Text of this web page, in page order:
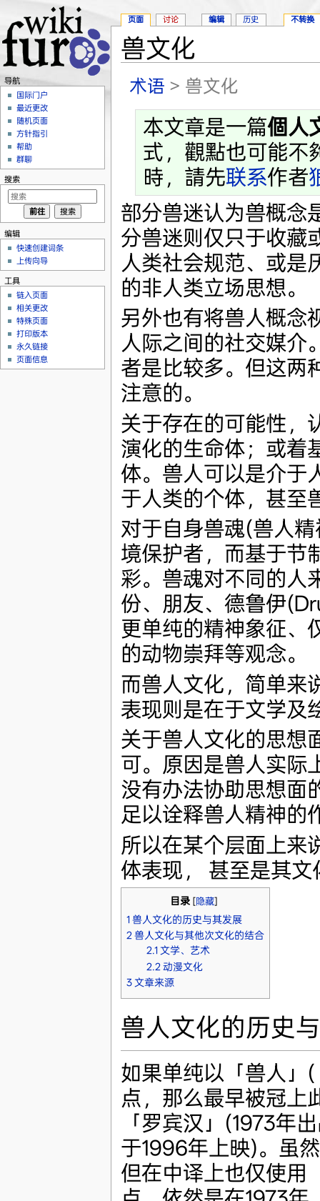
兽文化
术语 > 兽文化
本文章是一篇個人
式，觀點也可能不
時，請先联系作者
部分兽迷认为兽概念
分兽迷则仅只于收藏
人类社会规范、或是
的非人类立场思想。
另外也有将兽人概念
人际之间的社交媒介
者是比较多。但这两
注意的。
关于存在的可能性，
演化的生命体；或着
体。兽人可以是介于
于人类的个体，甚至
对于自身兽魂(兽人
境保护者，而基于节
彩。兽魂对不同的人
份、朋友、德鲁伊
更单纯的精神象征、
的动物崇拜等观念。
而兽人文化，简单来
表现则是在于文学及
关于兽人文化的思想
可。原因是兽人实际
没有办法协助思想面
足以诠释兽人精神的
所以在某个层面上来
体表现， 甚至是其文
目录 [隐藏]
1 兽人文化的历史与其发展
2 兽人文化与其他次文化的结合
2.1 文学、艺术
2.2动漫文化
3 文章来源
兽人文化的历史
如果单纯以「兽人」
点，那么最早被冠上
「罗宾汉」(1973年
于1996年上映)。虽
但在中译上也仅使用
页面 讨论 编辑 历史 不转换
导航
国际门户
最近更改
随机页面
方针指引
帮助
群聊
搜索
编辑
快速创建词条
上传向导
工具
链入页面
相关更改
特殊页面
打印版本
永久链接
页面信息